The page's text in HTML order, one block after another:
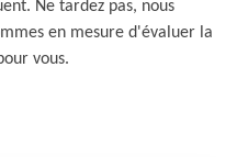
Ne tardez pas, nous
en mesure d'évaluer la
vous.